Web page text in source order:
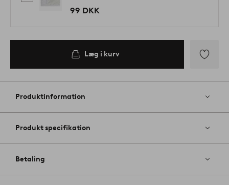
99 DKK
Læg i kurv
til
Produktinformation
Produkt specifikation
Betaling